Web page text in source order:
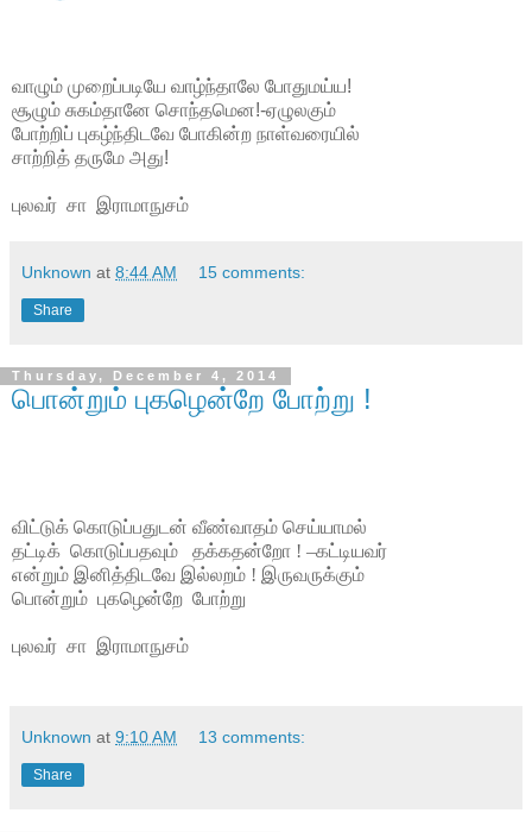
வாழும் முறைப்படியே வாழ்ந்தாலே போதுமய்ய!
சூழும் சுகம்தானே சொந்தமென!-ஏழுலகும்
போற்றிப் புகழ்ந்திடவே போகின்ற நாள்வரையில்
சாற்றித் தருமே அது!
புலவர் சா இராமாநுசம்
Unknown at 8:44 AM 15 comments:
Share
Thursday, December 4, 2014
பொன்றும் புகழென்றே போற்று !
விட்டுக் கொடுப்பதுடன் வீண்வாதம் செய்யாமல்
தட்டிக் கொடுப்பதவும்
தக்கதன்றோ ! –கட்டியவர்
என்றும் இனித்திடவே இல்லறம் ! இருவருக்கும்
பொன்றும் புகழென்றே போற்று
புலவர் சா இராமாநுசம்
Unknown at 9:10 AM 13 comments:
Share